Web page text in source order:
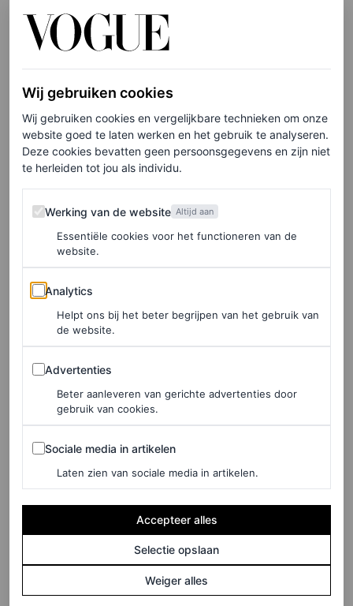
Weleda
©HOLLAND & BARRETT
Weleda Duindoorn Elixer Bio in 200 ml, € 16,99
HIER TE KOOP
Kusmi Tea
Wij gebruiken cookies
Wij gebruiken cookies en vergelijkbare technieken om onze
website goed te laten werken en het gebruik te analyseren.
Deze cookies bevatten geen persoonsgegevens en zijn niet
te herleiden tot jou als individu.
Werking van de website
Werking van de website Altijd aan
Essentiële cookies voor het functioneren van de
website.
Analytics
Analytics
Helpt ons bij het beter begrijpen van het gebruik van
de website.
Advertenties
Advertenties
Beter aanleveren van gerichte advertenties door
gebruik van cookies.
Sociale media in artikelen
Sociale media in artikelen
Laten zien van sociale media in artikelen.
Accepteer alles
Selectie opslaan
Weiger alles